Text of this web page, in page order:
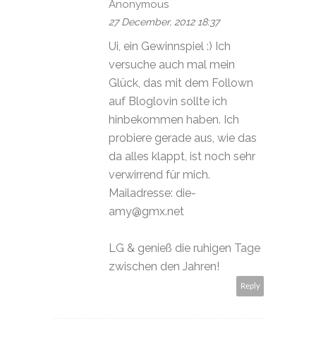
Anonymous
27 December, 2012 18:37
Ui, ein Gewinnspiel :) Ich
versuche auch mal mein
Glück, das mit dem Follown
auf Bloglovin sollte ich
hinbekommen haben. Ich
probiere gerade aus, wie das
da alles klappt, ist noch sehr
verwirrend für mich.
Mailadresse: die-
amy@gmx.net
LG & genieß die ruhigen Tage
zwischen den Jahren!
Reply